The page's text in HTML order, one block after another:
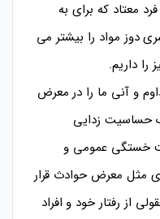
معتاد که برای به
دوز مواد را بیشتر می
داریم.
و آنی ما را در معرض
حساسیت زدایی
خستگی عمومی و
مثل معرض حوادث قرار
از رفتار خود و افراد